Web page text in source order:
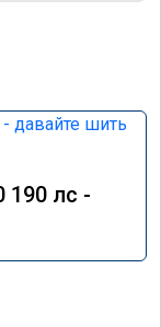
190 лс -